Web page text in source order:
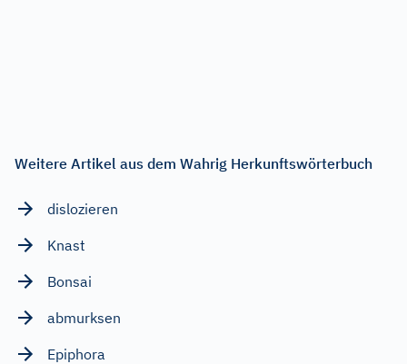
Weitere Artikel aus dem Wahrig Herkunftswörterbuch
dislozieren
Knast
Bonsai
abmurksen
Epiphora